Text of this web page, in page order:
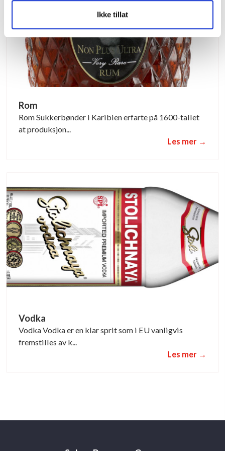
Ikke tillat
Rom
Rom Sukkerbønder i Karibien erfarte på 1600-tallet
at produksjon...
Les mer →
Vodka
Vodka Vodka er en klar sprit som i EU vanligvis
fremstilles av k...
Les mer →